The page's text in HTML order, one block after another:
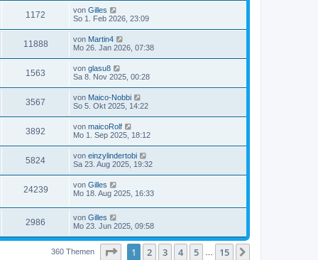
1172 von Gilles
So 1. Feb 2026, 23:09
11888 von Martin4
Mo 26. Jan 2026, 07:38
1563 von glasu8
Sa 8. Nov 2025, 00:28
3567 von Maico-Nobbi
So 5. Okt 2025, 14:22
3892 von maicoRolf
Mo 1. Sep 2025, 18:12
5824 von einzylindertobi
Sa 23. Aug 2025, 19:32
24239 von Gilles
Mo 18. Aug 2025, 16:33
2986 von Gilles
Mo 23. Jun 2025, 09:58
360 Themen Seite von15
1 2 3 4 5 … 15